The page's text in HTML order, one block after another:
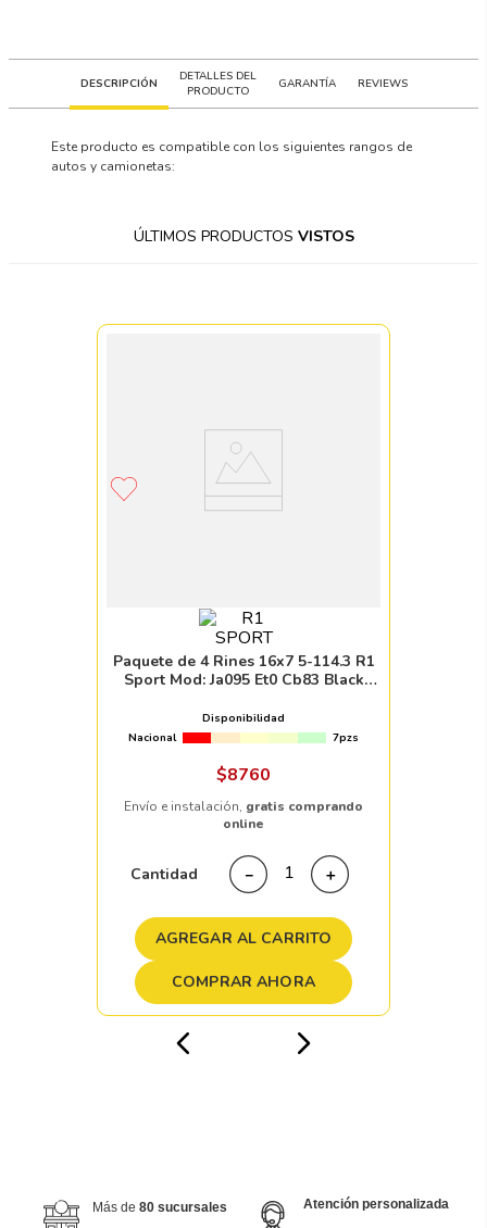
DESCRIPCIÓN
DETALLES DEL
PRODUCTO
GARANTÍA REVIEWS
Este producto es compatible con los siguientes rangos de
autos y camionetas:
ÚLTIMOS PRODUCTOS VISTOS
Paquete de 4 Rines 16x7 5-114.3 R1
Sport Mod: Ja095 Et0 Cb83 Black
Disponibilidad
Nacional
7pzs
$8760
Envío e instalación, gratis comprando
online
Cantidad ＋
－
AGREGAR AL CARRITO
COMPRAR AHORA
Más de 80 sucursales Atención personalizada